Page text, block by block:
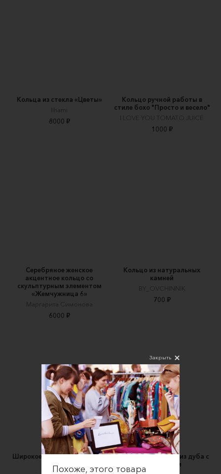
Кольца из стекла «Цветы»
Ilhami
8000 ₽
Кольцо ручной работы в
стиле бохо "Просто и весело"
I LOVE YOU TOMATO JUICE
1000 ₽
Серебряное женское
акцентное кольцо со
скульптурным элементом
«Жемчужница 6»
Маргарита Симонова
6000 ₽
Кольцо из натуральных
камней
BY_OVCHINNIK
700 ₽
Широкое кольцо со змеиным
принтом
Деревянное кольцо из дуба с
галиотисом
Закрыть
Похоже, этого товара